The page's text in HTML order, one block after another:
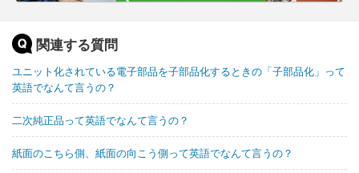
関連する質問
ユニット化されている電子部品を子部品化するときの「子部品化」って
英語でなんて言うの？
二次純正品って英語でなんて言うの？
紙面のこちら側、紙面の向こう側って英語でなんて言うの？